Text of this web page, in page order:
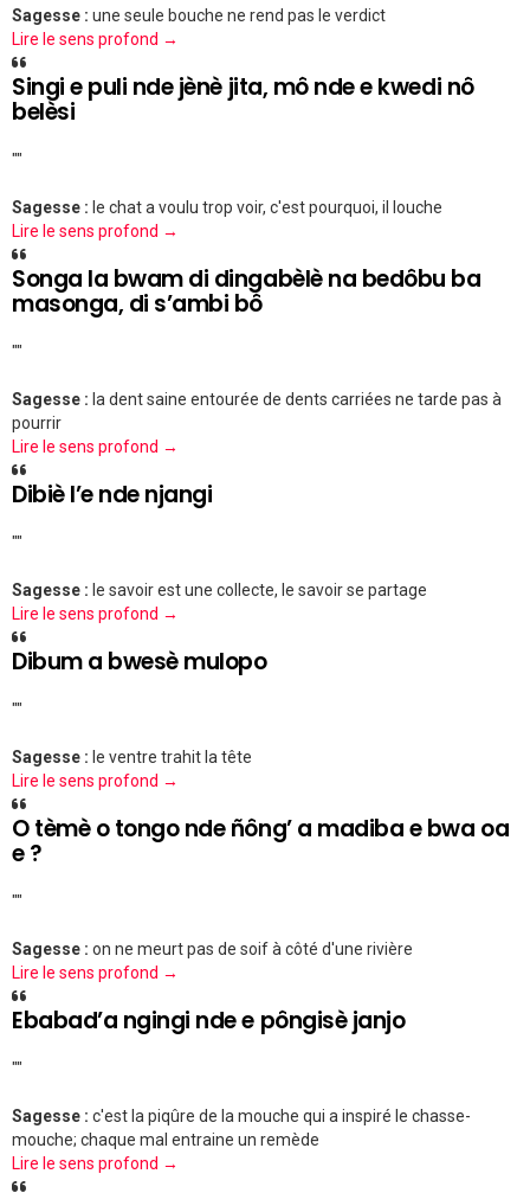
Sagesse : une seule bouche ne rend pas le verdict
Lire le sens profond →
Singi e puli nde jènè jita, mô nde e kwedi nô
belèsi
""
Sagesse : le chat a voulu trop voir, c'est pourquoi, il louche
Lire le sens profond →
Songa la bwam di dingabèlè na bedôbu ba
masonga, di s’ambi bô
""
Sagesse : la dent saine entourée de dents carriées ne tarde pas à
pourrir
Lire le sens profond →
Dibiè l’e nde njangi
""
Sagesse : le savoir est une collecte, le savoir se partage
Lire le sens profond →
Dibum a bwesè mulopo
""
Sagesse : le ventre trahit la tête
Lire le sens profond →
O tèmè o tongo nde ñông’ a madiba e bwa oa
e ?
""
Sagesse : on ne meurt pas de soif à côté d'une rivière
Lire le sens profond →
Ebabad’a ngingi nde e pôngisè janjo
""
Sagesse : c'est la piqûre de la mouche qui a inspiré le chasse-
mouche; chaque mal entraine un remède
Lire le sens profond →